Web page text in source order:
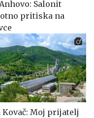
Salonit
pritiska na
Kovač: Moj prijatelj